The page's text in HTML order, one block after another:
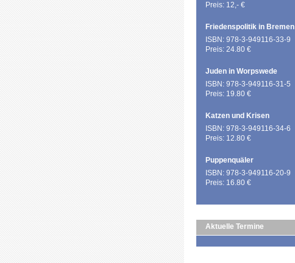
Preis: 12,- €
Friedenspolitik in Bremen
ISBN: 978-3-949116-33-9
Preis: 24.80 €
Juden in Worpswede
ISBN: 978-3-949116-31-5
Preis: 19.80 €
Katzen und Krisen
ISBN: 978-3-949116-34-6
Preis: 12.80 €
Puppenquäler
ISBN: 978-3-949116-20-9
Preis: 16.80 €
Aktuelle Termine